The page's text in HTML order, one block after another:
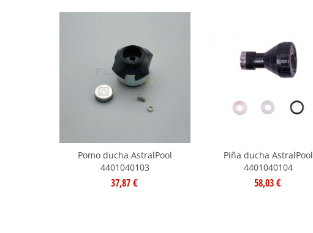
Pomo ducha AstralPool
4401040103
37,87 €
Piña ducha AstralPool
4401040104
58,03 €